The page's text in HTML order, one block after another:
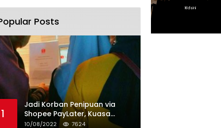
Posts
1
Jadi Korban Penipuan via
Shopee PayLater, Kuasa
Hukum Minta Penangguhan
10/08/2022 7624